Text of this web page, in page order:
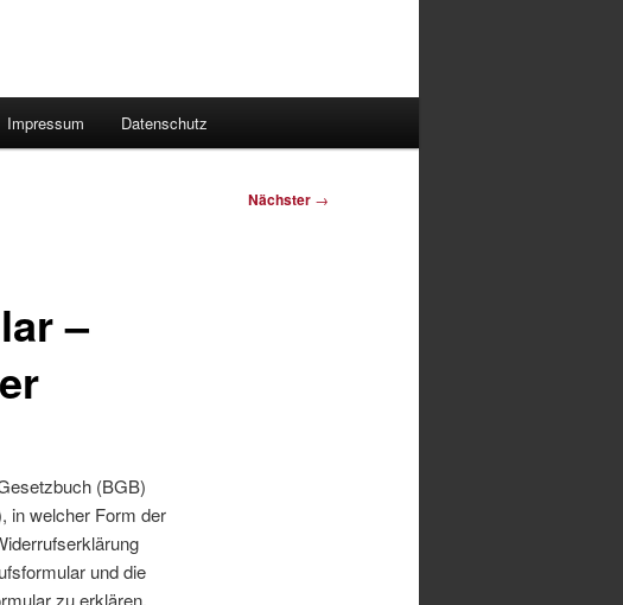
Impressum Datenschutz
Nächster →
–
(BGB)
in welcher Form der
und die
zu erklären.